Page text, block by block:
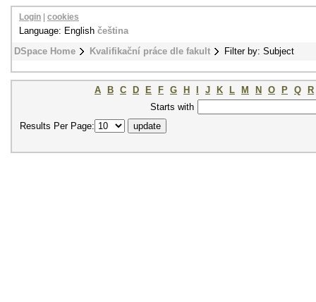
DSpace Home Kvalifikační práce dle fakult Filter by: Subject
Login cookies
Language: English čeština
A B C D E F G H J K L M N O P Q
R
Starts with
Results Per Page: